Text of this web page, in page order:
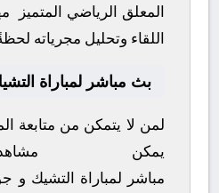
المعلق الرياضي المتميز
اللقاء وتحليل مجرياته
بث مباشر لمباراة
لمن لا يتمكن من متابعة
يمكن
مباشر لمباراة التشيك و